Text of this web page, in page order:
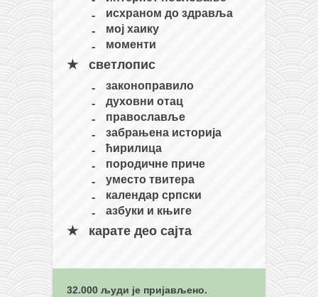
исхраном до здравља
мој хаику
моменти
светлопис
законоправило
духовни отац
православље
забрањена историја
ћирилица
породичне приче
уместо твитера
календар српски
азбуки и књиге
карате део сајта
32.000 људи је пријављено.